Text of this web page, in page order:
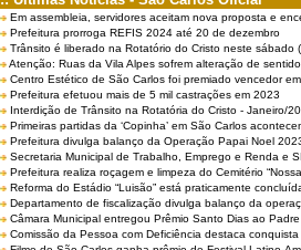
Em assembleia, servidores aceitam nova proposta e
Prefeitura prorroga REFIS 2024 até 20 de dezembro
Trânsito é liberado na Rotatório do Cristo neste sábado
Atenção: Ruas da Vila Alpes sofrem alteração de
Centro Estético de São Carlos foi premiado vencedor
Prefeitura efetuou mais de 5 mil castrações em 2023
Interdição de Trânsito na Rotatória do Cristo - Janeiro/
Primeiras partidas da ‘Copinha’ em São Carlos
Prefeitura divulga balanço da Operação Papai Noel
Secretaria Municipal de Trabalho, Emprego e Renda e
Prefeitura realiza roçagem e limpeza do Cemitério
Reforma do Estádio “Luisão” está praticamente
Departamento de fiscalização divulga balanço da
Câmara Municipal entregou Prêmio Santo Dias ao
Comissão da Pessoa com Deficiência destaca